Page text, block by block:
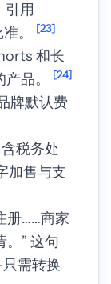
引用
。
[23]
和长
品。
[24]
牌默认费
税务处
加售与支
册……商家
” 这句
需转换